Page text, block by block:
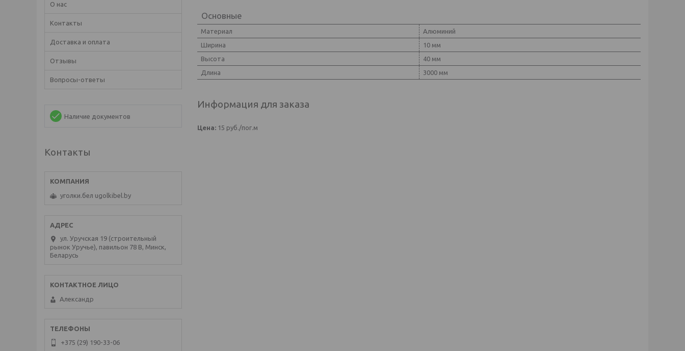
Основные
Материал
Алюминий
Ширина
10 мм
Высота
40 мм
Длина
3000 мм
Информация для заказа
Цена: 15 руб. /пог.м
О нас
Контакты
Доставка и оплата
Отзывы
Вопросы-ответы
Наличие документов
Контакты
уголки.бел ugolkibel.by
ул. Уручская 19 (строительный
рынок Уручье), павильон 78 В, Минск,
Беларусь
Александр
+375 (29) 190-33-06